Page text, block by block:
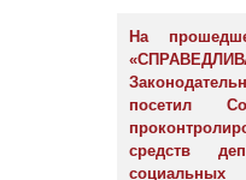
На
посетил
средств